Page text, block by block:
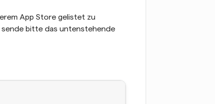
App Store gelistet zu
sende bitte das untenstehende